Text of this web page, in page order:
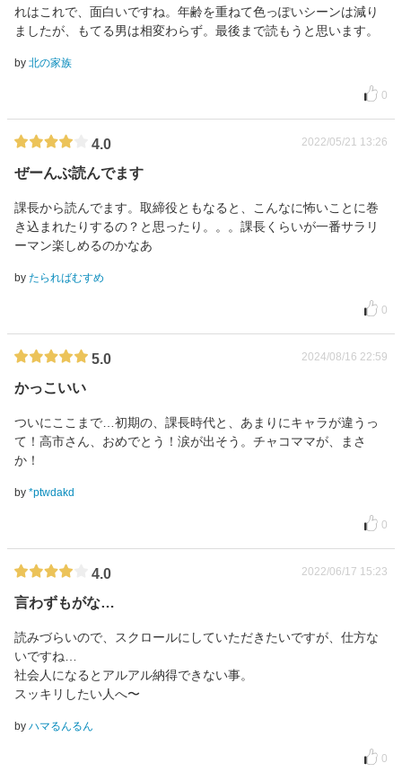
れはこれで、面白いですね。年齢を重ねて色っぽいシーンは減り
ましたが、もてる男は相変わらず。最後まで読もうと思います。
by 北の家族
0
4.0 2022/05/21 13:26
ぜーんぶ読んでます
課長から読んでます。取締役ともなると、こんなに怖いことに巻
き込まれたりするの？と思ったり。。。課長くらいが一番サラリ
ーマン楽しめるのかなあ
by たらればむすめ
0
5.0 2024/08/16 22:59
かっこいい
ついにここまで…初期の、課長時代と、あまりにキャラが違うっ
て！高市さん、おめでとう！涙が出そう。チャコママが、まさ
か！
by *ptwdakd
0
4.0 2022/06/17 15:23
言わずもがな…
読みづらいので、スクロールにしていただきたいですが、仕方な
いですね…
社会人になるとアルアル納得できない事。
スッキリしたい人へ〜
by ハマるんるん
0